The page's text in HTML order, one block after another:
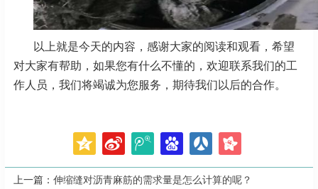
以上就是今天的内容，感谢大家的阅读和观看，希望
对大家有帮助，如果您有什么不懂的，欢迎联系我们的工
作人员，我们将竭诚为您服务，期待我们以后的合作。
上一篇： 伸缩缝对沥青麻筋的需求量是怎么计算的呢？